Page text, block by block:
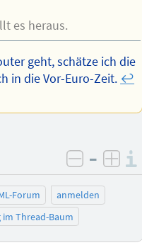
es heraus.
geht, schätze ich die
in die Vor-Euro-Zeit. ↩︎
negativ
–
Forum
anmelden
im Thread-Baum